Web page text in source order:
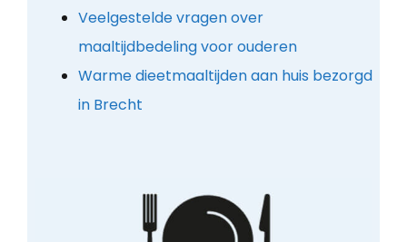
Veelgestelde vragen over
maaltijdbedeling voor ouderen
Warme dieetmaaltijden aan huis bezorgd
in Brecht